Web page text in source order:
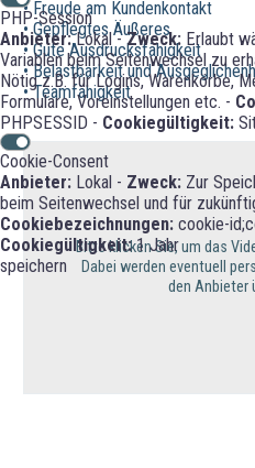
PHP-Session
Anbieter:Lokal -Zweck: Erlaubt
Variablen beim Seitenwechsel zu
Nötig z.B. für Logins, Warenkörbe,
Formulare, Voreinstellungen etc. -
PHPSESSID - Cookiegültigkeit:
Cookie-Consent
Anbieter: Lokal - Zweck: Zur
beim Seitenwechsel und für
Cookiebezeichnungen: cookie-
Cookiegültigkeit:1 Jahr
speichern
• Freude am Kundenkontakt
• Gepflegtes Äußeres
• Gute Ausdrucksfähigkeit
• Belastbarkeit und
• Teamfähigkeit
Bitte klicken Sie, um das
Dabei werden eventuell
den Anbieter